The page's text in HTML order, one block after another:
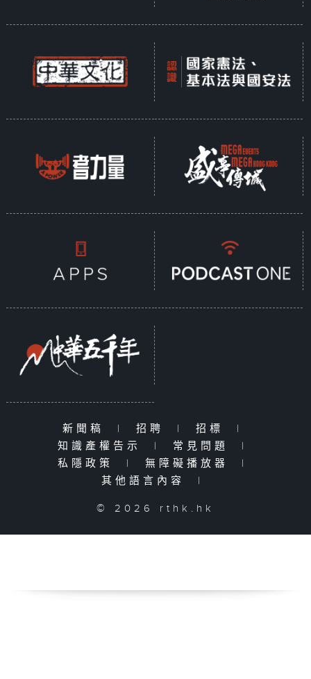
新聞稿 | 招聘 | 招標
|
知識產權告示
| 常見問題
|
私隱政策
| 無障礙播放器
|
其他語言內容
|
© 2026 rthk.hk